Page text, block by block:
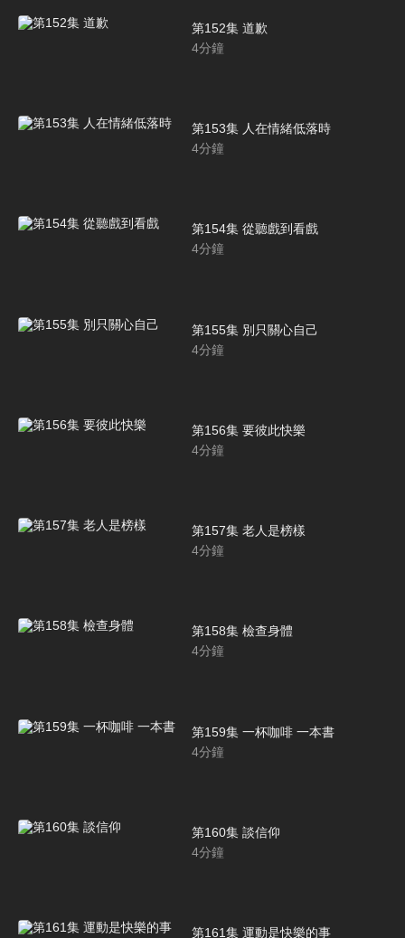
第152集 道歉
4分鐘
第153集 人在情緒低落時
4分鐘
第154集 從聽戲到看戲
4分鐘
第155集 別只關心自己
4分鐘
第156集 要彼此快樂
4分鐘
第157集 老人是榜樣
4分鐘
第158集 檢查身體
4分鐘
第159集 一杯咖啡 一本書
4分鐘
第160集 談信仰
4分鐘
第161集 運動是快樂的事